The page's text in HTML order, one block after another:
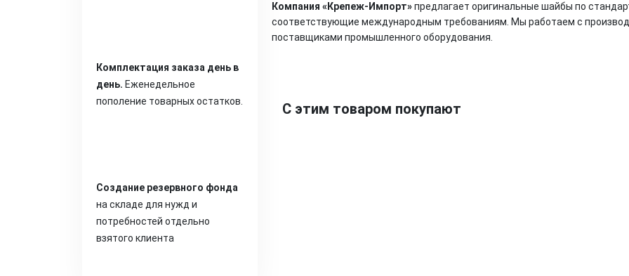
Комплектация заказа день в
день. Еженедельное
пополение товарных остатков.
Создание резервного фонда
на складе для нужд и
потребностей отдельно
взятого клиента
Компания «Крепеж-Импорт»предлагает оригинальные шайбы по
соответствующие международным требованиям. Мы работаем с
поставщиками промышленного оборудования.
С этим товаром покупают